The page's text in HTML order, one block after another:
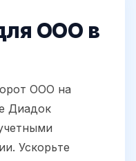
ООО в
ООО на
Диадок
Ускорьте